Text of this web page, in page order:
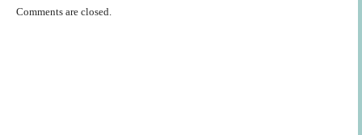
Comments are closed.